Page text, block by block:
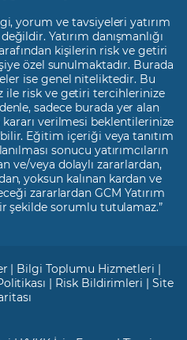
yorum ve tavsiyeleri yatırım
Yatırım danışmanlığı
kişilerin risk ve getiri
özel sunulmaktadır. Burada
ise genel niteliktedir. Bu
ile risk ve getiri tercihlerinize
sadece burada yer alan
kararı verilmesi beklentilerinize
Eğitim içeriği veya tanıtım
sonucu yatırımcıların
ve/veya dolaylı zararlardan,
yoksun kalınan kardan ve
zararlardan GCM Yatırım
şekilde sorumlu tutulamaz.”
| Bilgi Toplumu Hizmetleri |
| Risk Bildirimleri |Site